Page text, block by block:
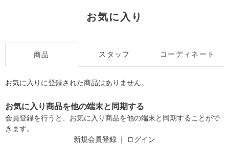
お気に入り
商品 スタッフ コーディネート
お気に入りに登録された商品はありません。
お気に入り商品を他の端末と同期する
会員登録を行うと、お気に入り商品を他の端末と同期することがで
きます。
新規会員登録 ｜ ログイン